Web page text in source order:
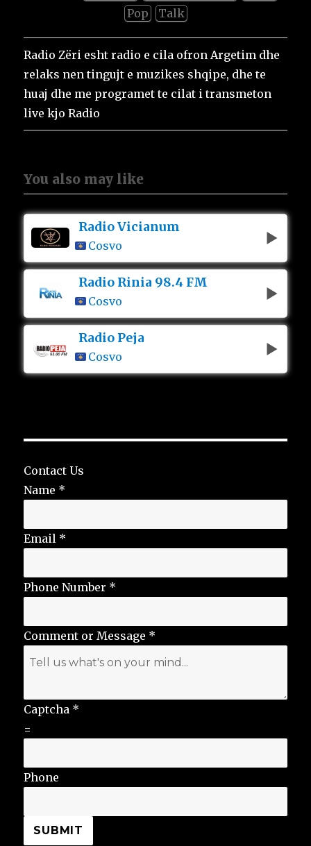
Pop
Talk
Radio Zëri esht radio e cila ofron Argetim dhe
relaks nen tingujt e muzikes shqipe, dhe te
huaj dhe me programet te cilat i transmeton
live kjo Radio
You also may like
Radio Vicianum
Cosvo
Radio Rinia 98.4 FM
Cosvo
Radio Peja
Cosvo
Contact Us
Name *
Email *
Phone Number *
Comment or Message *
Captcha *
=
Phone
SUBMIT